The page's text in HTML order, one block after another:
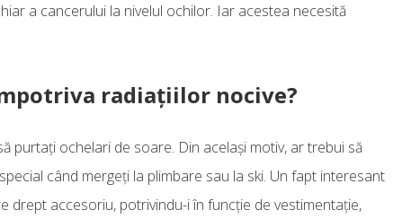
a cancerului la nivelul ochilor. Iar acestea necesită
radiaţiilor nocive?
purtaţi ochelari de soare. Din acelaşi motiv, ar trebui să
când mergeţi la plimbare sau la ski. Un fapt interesant
drept accesoriu, potrivindu-i în funcţie de vestimentaţie,